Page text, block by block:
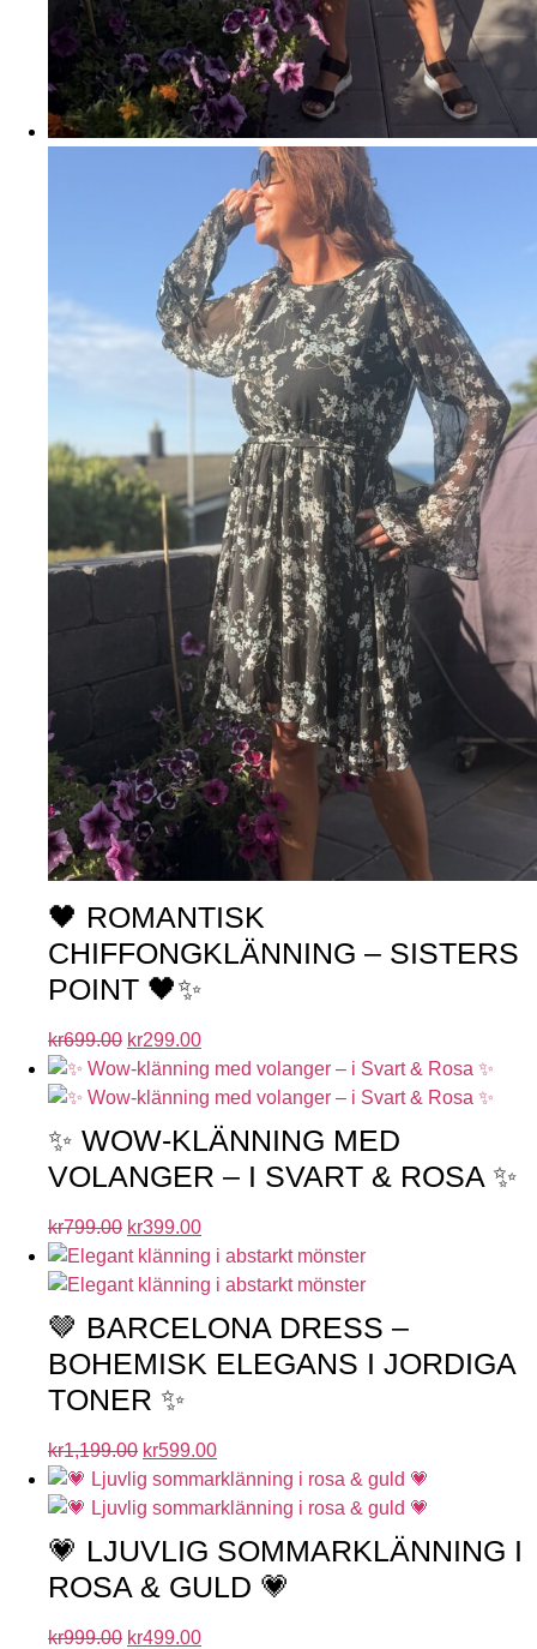
🖤 ROMANTISK
CHIFFONGKLÄNNING – SISTERS
POINT 🖤✨
kr699.00 kr299.00
✨ WOW-KLÄNNING MED
VOLANGER – I SVART & ROSA ✨
kr799.00 kr399.00
🤎 BARCELONA DRESS –
BOHEMISK ELEGANS I JORDIGA
TONER ✨
kr1,199.00 kr599.00
💗 LJUVLIG SOMMARKLÄNNING I
ROSA & GULD 💗
kr999.00 kr499.00